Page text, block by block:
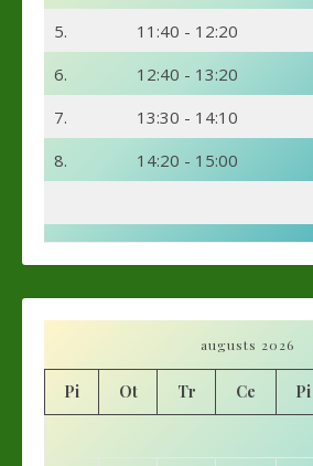
5.
11:40 - 12:20
6.
12:40 - 13:20
7.
13:30 - 14:10
8.
14:20 - 15:00
augusts 2026
Pi Ot Tr Ce Pi